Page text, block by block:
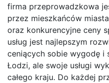
firma przeprowadzkowa
przez mieszkańców
oraz konkurencyjne ceny
usług jest najlepszym
ceniących sobie wygodę i
Łodzi, ale swoje usługi
całego kraju. Do każdej